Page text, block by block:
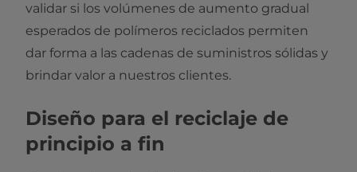
validar si los volúmenes de aumento gradual
esperados de polímeros reciclados permiten
dar forma a las cadenas de suministros sólidas y
brindar valor a nuestros clientes.
Diseño para el reciclaje de
principio a fin